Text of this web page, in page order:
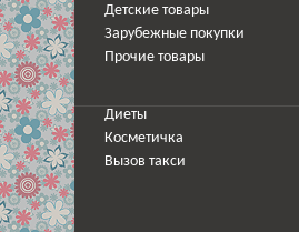
Детские товары
Зарубежные покупки
Прочие товары
Диеты
Косметичка
Вызов такси